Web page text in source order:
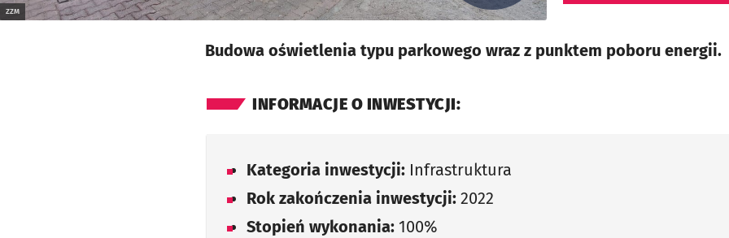
ZZM
Budowa oświetlenia typu parkowego wraz z punktem poboru energii.
INFORMACJE O INWESTYCJI:
Kategoria inwestycji: Infrastruktura
Rok zakończenia inwestycji: 2022
Stopień wykonania: 100%